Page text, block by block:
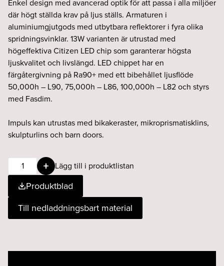
Enkel design med avancerad optik för att passa i alla miljöer
där högt ställda krav på ljus ställs. Armaturen i
aluminiumgjutgods med utbytbara reflektorer i fyra olika
spridningsvinklar. 13W varianten är utrustad med
högeffektiva Citizen LED chip som garanterar högsta
ljuskvalitet och livslängd. LED chippet har en
färgåtergivning på Ra90+ med ett bibehållet ljusflöde
50,000h – L90, 75,000h – L86, 100,000h – L82 och styrs
med Fasdim.
Impuls kan utrustas med bikakeraster, mikroprismatisklins,
skulpturlins och barn doors.
IMPULS
3-
13W
930
Lägg till i produktlistan
Produktblad
Till nedladdningsbart material